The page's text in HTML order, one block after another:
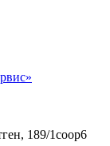
189/1соор6